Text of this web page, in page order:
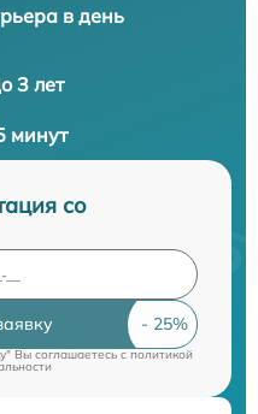
в день
3 лет
минут
со
Вы соглашаетесь cполитикой